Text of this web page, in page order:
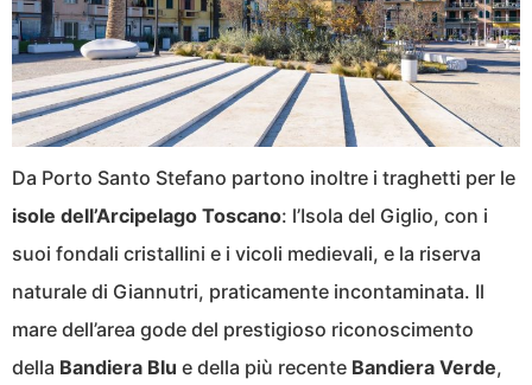
Da Porto Santo Stefano partono inoltre i traghetti per le
isole dell’Arcipelago Toscano: l’Isola del Giglio, con i
suoi fondali cristallini e i vicoli medievali, e la riserva
naturale di Giannutri, praticamente incontaminata. Il
mare dell’area gode del prestigioso riconoscimento
della Bandiera Blu e della più recente Bandiera Verde,